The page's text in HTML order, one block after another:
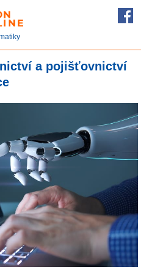
a pojišťovnictví